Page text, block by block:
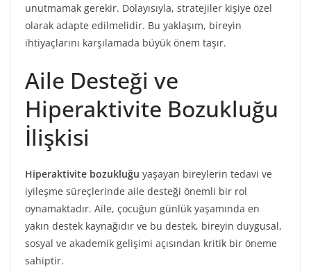
unutmamak gerekir. Dolayısıyla, stratejiler kişiye özel
olarak adapte edilmelidir. Bu yaklaşım, bireyin
ihtiyaçlarını karşılamada büyük önem taşır.
Aile Desteği ve
Hiperaktivite Bozukluğu
İlişkisi
Hiperaktivite bozukluğu yaşayan bireylerin tedavi ve
iyileşme süreçlerinde aile desteği önemli bir rol
oynamaktadır. Aile, çocuğun günlük yaşamında en
yakın destek kaynağıdır ve bu destek, bireyin duygusal,
sosyal ve akademik gelişimi açısından kritik bir öneme
sahiptir.